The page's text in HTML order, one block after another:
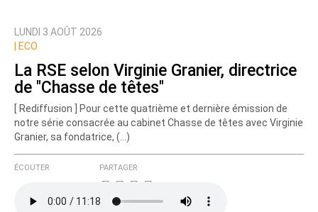
LUNDI 3 AOÛT 2026
ECO
La RSE selon Virginie Granier, directrice
de "Chasse de têtes"
[ Rediffusion ] Pour cette quatrième et dernière émission de
notre série consacrée au cabinet Chasse de têtes avec Virginie
Granier, sa fondatrice, (…)
ÉCOUTER PARTAGER